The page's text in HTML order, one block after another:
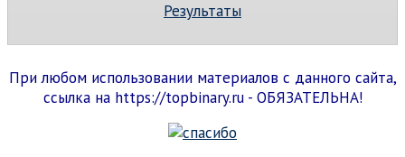
Результаты
При любом использовании материалов с данного сайта,
ссылка на https://topbinary.ru - ОБЯЗАТЕЛЬНА!